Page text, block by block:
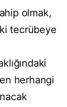
olmak,
tecrübeye
herhangi